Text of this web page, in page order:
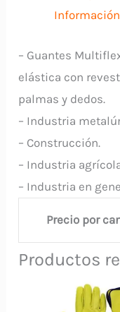
– Guantes
elástica con
palmas y dedos.
– Industria
– Construcción.
– Industria
– Industria en
Precio por
Productos